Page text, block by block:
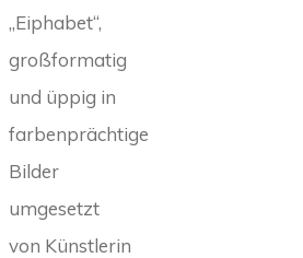
„Eiphabet“,
großformatig
und üppig in
farbenprächtige
Bilder
umgesetzt
von Künstlerin